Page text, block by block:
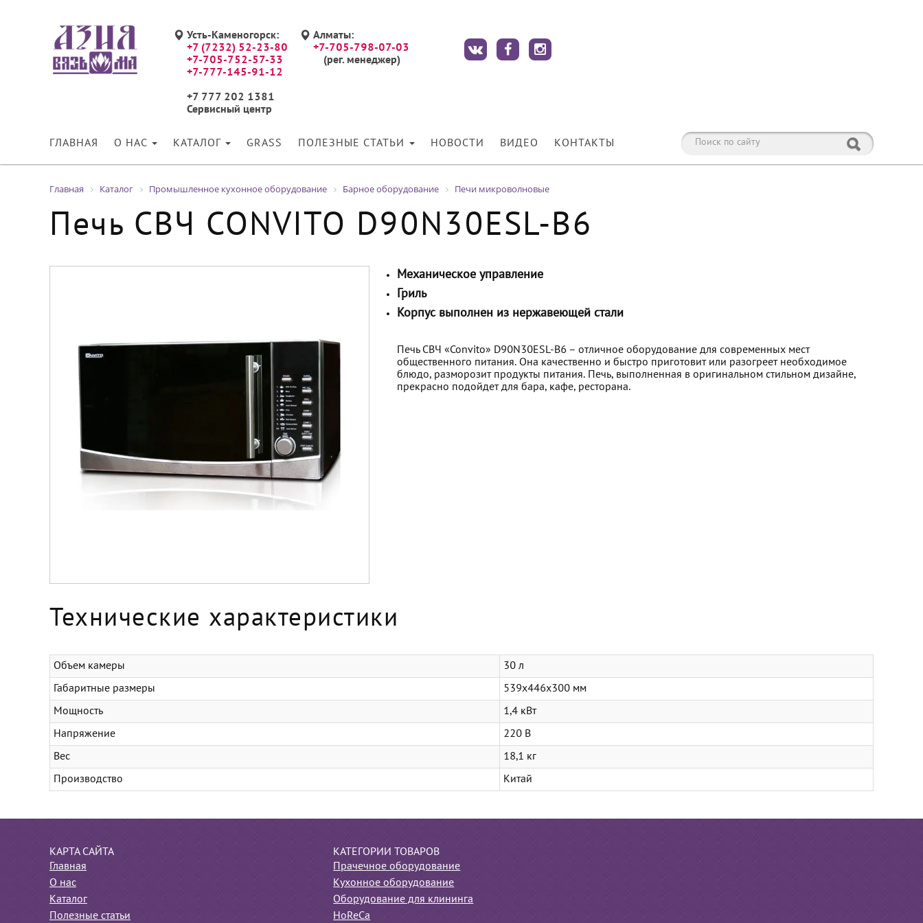
Усть-Каменогорск:
+7 (7232) 52-23-80
+7-705-752-57-33
+7-777-145-91-12
+7 777 202 1381
Сервисный центр
Алматы:
+7-705-798-07-03
(рег. менеджер)
ГЛАВНАЯ О НАС КАТАЛОГ GRASS ПОЛЕЗНЫЕ СТАТЬИ НОВОСТИ ВИДЕО КОНТАКТЫ
Главная Каталог Промышленное кухонное оборудование Барное оборудование Печи микроволновые
Печь СВЧ CONVITO D90N30ESL-B6
Механическое управление
Гриль
Корпус выполнен из нержавеющей стали
Печь СВЧ «Convito» D90N30ESL-B6 – отличное оборудование для современных мест
общественного питания. Она качественно и быстро приготовит или разогреет необходимое
блюдо, разморозит продукты питания. Печь, выполненная в оригинальном стильном дизайне,
прекрасно подойдет для бара, кафе, ресторана.
Технические характеристики
Объем камеры 30 л
Габаритные размеры 539х446х300 мм
Мощность 1,4 кВт
Напряжение 220 В
Вес 18,1 кг
Производство Китай
КАРТА САЙТА
Главная
О нас
Каталог
Полезные статьи
КАТЕГОРИИ ТОВАРОВ
Прачечное оборудование
Кухонное оборудование
Оборудование для клининга
HoReCa